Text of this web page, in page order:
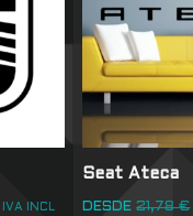
IVA INCL
Seat Ateca
DESDE 21,78€